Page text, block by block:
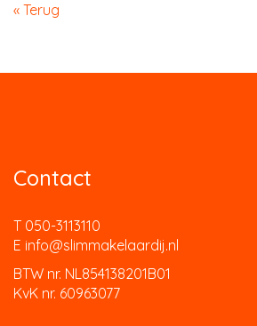
« Terug
Contact
T 050-3113110
E info@slimmakelaardij.nl
BTW nr. NL854138201B01
KvK nr. 60963077